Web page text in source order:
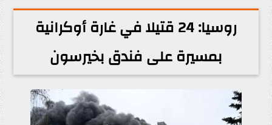
2026-01-01 15:59:03
روسيا: 24 قتيلا في غارة أوكرانية
بمسيرة على فندق بخيرسون